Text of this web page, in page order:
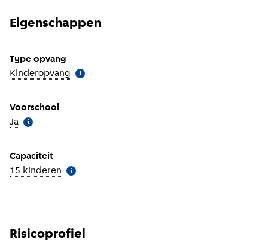
Eigenschappen
Type opvang
Kinderopvang Meer informatie
i
Voorschool
Ja Meer informatie
i
Capaciteit
15 kinderen Meer informatie
i
Risicoprofiel